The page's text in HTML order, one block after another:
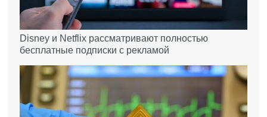
Disney и Netflix рассматривают полностью
бесплатные подписки с рекламой